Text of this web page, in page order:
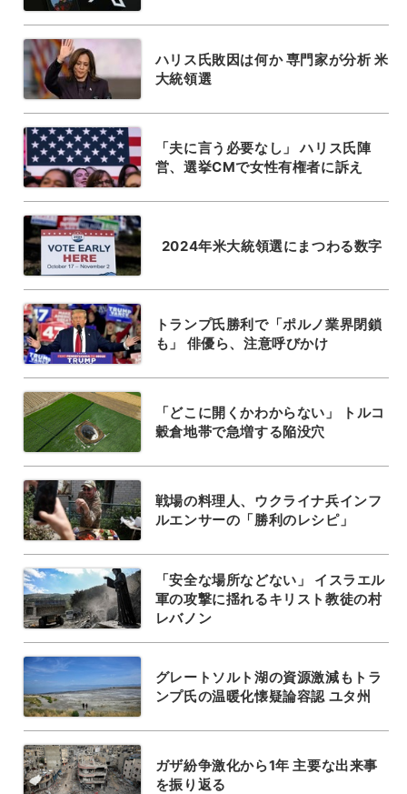
ハリス氏敗因は何か 専門家が分析 米
大統領選
「夫に言う必要なし」 ハリス氏陣
営、選挙CMで女性有権者に訴え
2024年米大統領選にまつわる数字
トランプ氏勝利で「ポルノ業界閉鎖
も」 俳優ら、注意呼びかけ
「どこに開くかわからない」 トルコ
穀倉地帯で急増する陥没穴
戦場の料理人、ウクライナ兵インフ
ルエンサーの「勝利のレシピ」
「安全な場所などない」 イスラエル
軍の攻撃に揺れるキリスト教徒の村
レバノン
グレートソルト湖の資源激減もトラ
ンプ氏の温暖化懐疑論容認 ユタ州
ガザ紛争激化から1年 主要な出来事
を振り返る